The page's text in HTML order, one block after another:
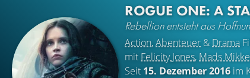
ROGUE ONE: A
Rebellion entsteht aus
Action,Abenteuer & Drama
mit Felicity Jones, Mads
Seit 15. Dezember 2016im